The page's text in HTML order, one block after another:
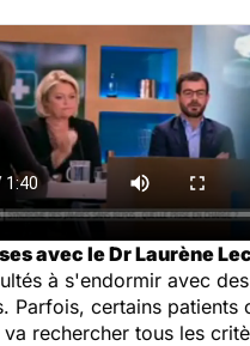
avec le Dr Laurène
à s'endormir avec
Parfois, certains
rechercher tous les